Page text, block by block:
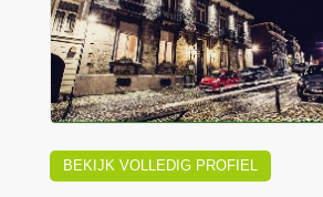
BEKIJK VOLLEDIG PROFIEL